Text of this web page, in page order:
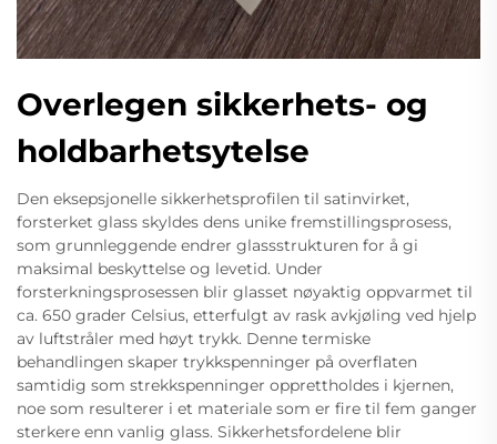
Overlegen sikkerhets- og
holdbarhetsytelse
Den eksepsjonelle sikkerhetsprofilen til satinvirket,
forsterket glass skyldes dens unike fremstillingsprosess,
som grunnleggende endrer glassstrukturen for å gi
maksimal beskyttelse og levetid. Under
forsterkningsprosessen blir glasset nøyaktig oppvarmet til
ca. 650 grader Celsius, etterfulgt av rask avkjøling ved hjelp
av luftstråler med høyt trykk. Denne termiske
behandlingen skaper trykkspenninger på overflaten
samtidig som strekkspenninger opprettholdes i kjernen,
noe som resulterer i et materiale som er fire til fem ganger
sterkere enn vanlig glass. Sikkerhetsfordelene blir